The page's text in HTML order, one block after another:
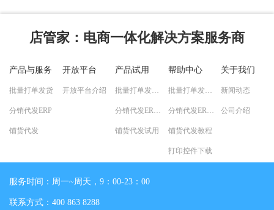
店管家 ：电商一体化解决方案服务商
产品与服务
批量打单发货
分销代发ERP
铺货代发
开放平台
开放平台介绍
产品试用
铺货代发试用
帮助中心
批量打单发货教程
铺货代发教程
打印控件下载
关于我们
新闻动态
公司介绍
服务时间：周一~周天，9：00-23：00
联系方式：400 863 8288